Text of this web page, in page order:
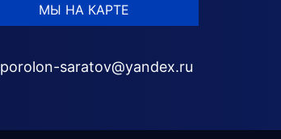
МЫ НА КАРТЕ
porolon-saratov@yandex.ru